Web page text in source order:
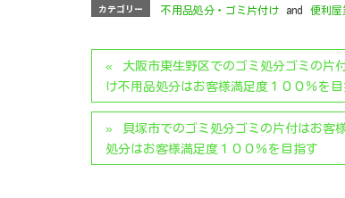
カテゴリー 不用品処分・ゴミ片付け and 便利屋
大阪市東生野区でのゴミ処分ゴミの片
け不用品処分はお客様満足度１００％を目
貝塚市でのゴミ処分ゴミの片付はお客
処分はお客様満足度１００％を目指す